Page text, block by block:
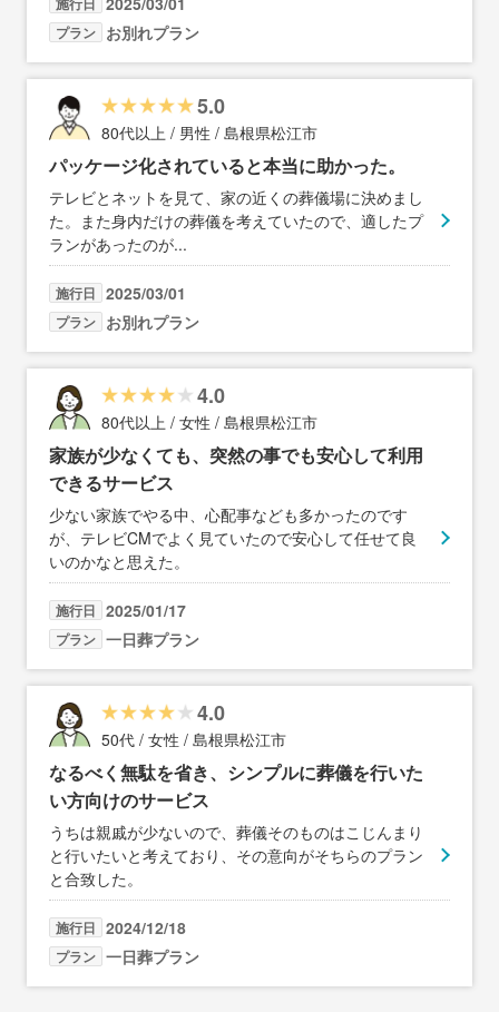
プラン お別れプラン
5.0
80代以上 / 男性 / 島根県松江市
パッケージ化されていると本当に助かった。
テレビとネットを見て、家の近くの葬儀場に決めまし
た。また身内だけの葬儀を考えていたので、適したプ
ランがあったのが...
施行日 2025/03/01
プラン お別れプラン
4.0
80代以上 / 女性 / 島根県松江市
家族が少なくても、突然の事でも安心して利用
できるサービス
少ない家族でやる中、心配事なども多かったのです
が、テレビCMでよく見ていたので安心して任せて良
いのかなと思えた。
施行日 2025/01/17
プラン 一日葬プラン
4.0
50代 / 女性 / 島根県松江市
なるべく無駄を省き、シンプルに葬儀を行いた
い方向けのサービス
うちは親戚が少ないので、葬儀そのものはこじんまり
と行いたいと考えており、その意向がそちらのプラン
と合致した。
施行日 2024/12/18
プラン 一日葬プラン